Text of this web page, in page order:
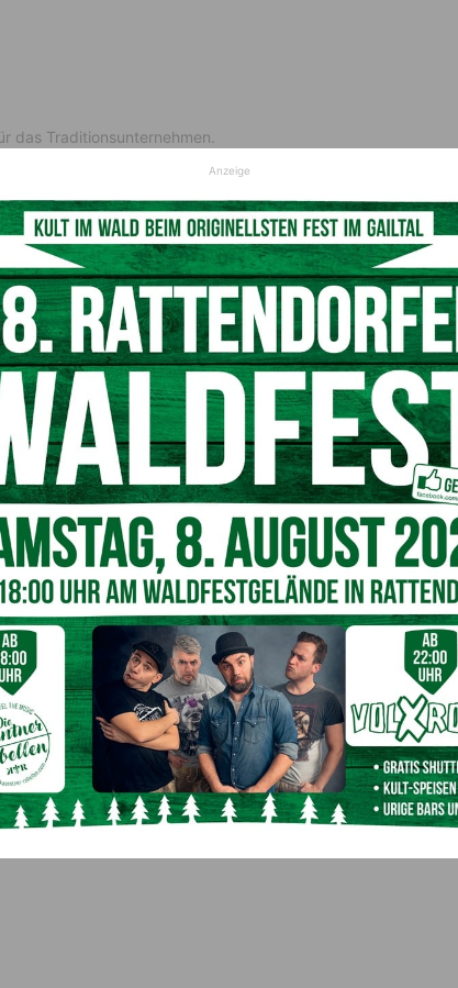
das Traditionsunternehmen.
12 13gerne entgegengenommen.
Nächster Artikel
Tagelanges Warten auf Ergebnis: PCR-Testung
stößt an seine Grenzen
Anzeige